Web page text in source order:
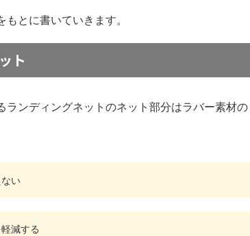
とに書いていきます。
ト
ランディングネットのネット部分はラバー素材の
い
減する